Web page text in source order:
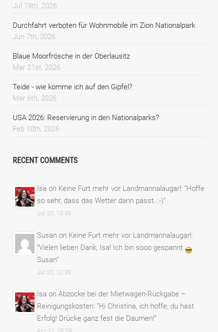
Jul 19th, 2026
Durchfahrt verboten für Wohnmobile im Zion Nationalpark
Jun 7th, 2026
Blaue Moorfrösche in der Oberlausitz
Mar 21st, 2026
Teide - wie komme ich auf den Gipfel?
Mar 6th, 2026
USA 2026: Reservierung in den Nationalparks?
Feb 10th, 2026
RECENT COMMENTS
Isa on Keine Furt mehr vor Landmannalaugar!: “Hoffe
so sehr, dass das Wetter dann passt. :-)”
Jul 20, 13:59
Susan on Keine Furt mehr vor Landmannalaugar!:
“Vielen lieben Dank, Isa! Ich bin sooo gespannt
Susan”
Jul 20, 12:38
Isa onAbzocke bei der Mietwagen-Rückgabe –
Reinigungskosten: “Hi Christina, ich hoffe, du hast
Erfolg! Drücke ganz fest die Daumen!”